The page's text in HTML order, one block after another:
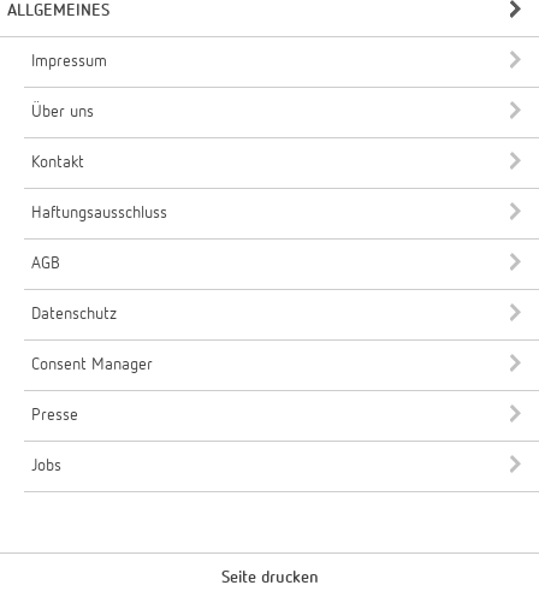
ALLGEMEINES
Impressum
Über uns
Kontakt
Haftungsausschluss
AGB
Datenschutz
Consent Manager
Presse
Jobs
Seite drucken